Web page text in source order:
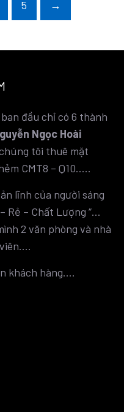
5 →
đầu chỉ có 6 thành
Ngọc Hoài
tôi thuê mặt
CMT8 – Q10…..
lĩnh của người sáng
Rẻ – Chất Lượng “…
2 văn phòng và nhà
khách hàng….